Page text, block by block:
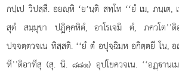
กปฺเป วิปสฺสี. อยฺหิ ‘ย’นฺติ สทฺโท ‘‘ยํ เม, ภนฺเต,
สุตํ สมฺมุขา ปฏิคฺคหิตํ, อาโรเจมิ ตํ, ภควโต
ปจฺจตฺตวจเน ทิสฺสติ. ‘‘ยํ ตํ อปุจฺฉิมฺห อกิตฺตยี โน,
หี’’ติอาทีสุ (สุ. นิ. ๘๘๑) อุปโยควจเน. ‘‘อฏฺาน